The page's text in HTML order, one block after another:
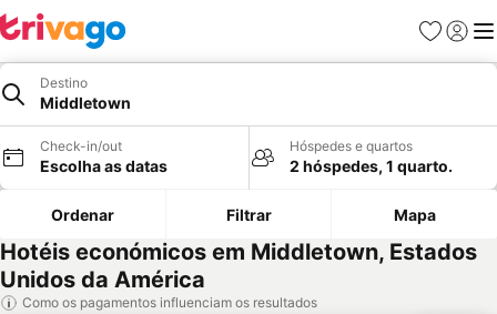
Favoritos
Iniciar
Destino
Middletown
Check-in/out
Escolha as datas
Hóspedes e quartos
2 hóspedes, 1 quarto.
Ordenar Filtrar Mapa
Hotéis económicos em Middletown, Estados
Unidos da América
Como os pagamentos influenciam os resultados